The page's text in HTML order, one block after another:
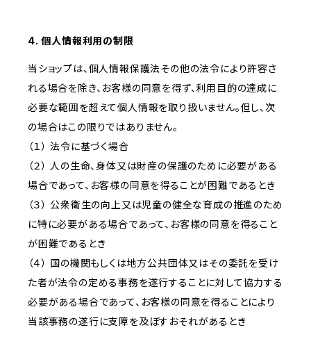
4. 個人情報利用の制限
当ショップは、個人情報保護法その他の法令により許容さ
れる場合を除き、お客様の同意を得ず、利用目的の達成に
必要な範囲を超えて個人情報を取り扱いません。但し、次
の場合はこの限りではありません。
（１） 法令に基づく場合
（２） 人の生命、身体又は財産の保護のために必要がある
場合であって、お客様の同意を得ることが困難であるとき
（３） 公衆衛生の向上又は児童の健全な育成の推進のため
に特に必要がある場合であって、お客様の同意を得ること
が困難であるとき
（４） 国の機関もしくは地方公共団体又はその委託を受け
た者が法令の定める事務を遂行することに対して協力する
必要がある場合であって、お客様の同意を得ることにより
当該事務の遂行に支障を及ぼすおそれがあるとき